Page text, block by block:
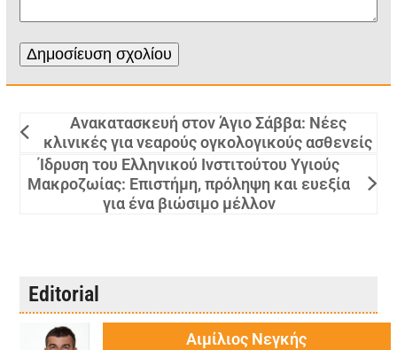
Ανακατασκευή στον Άγιο Σάββα: Νέες
κλινικές για νεαρούς ογκολογικούς ασθενείς
Ίδρυση του Ελληνικού Ινστιτούτου Υγιούς
Μακροζωίας: Επιστήμη, πρόληψη και ευεξία
για ένα βιώσιμο μέλλον
Editorial
Αιμίλιος Νεγκής